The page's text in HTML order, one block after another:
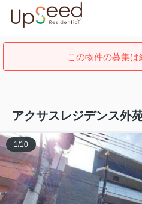
この物件の募集は
アクサスレジデンス外
1 /10